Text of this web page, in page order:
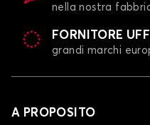
nella nostra
FORNITORE
grandi marchi
A PROPOSITO